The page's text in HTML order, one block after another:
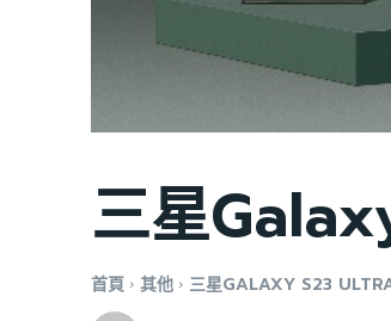
三星
首頁 其他 三星GALAXY S23